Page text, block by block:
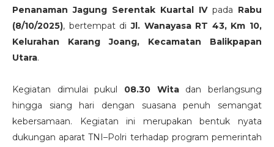
Penanaman Jagung Serentak Kuartal IVpada Rabu
(8/10/2025), bertempat diJl. Wanayasa RT 43, Km 10,
Kelurahan Karang Joang, Kecamatan Balikpapan
Utara.
Kegiatan dimulai pukul 08.30 Witadan berlangsung
hingga siang hari dengan suasana penuh semangat
kebersamaan. Kegiatan ini merupakan bentuk nyata
dukungan aparat TNI–Polri terhadap program pemerintah